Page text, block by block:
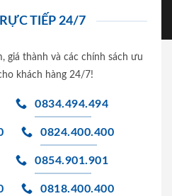
TIẾP 24/7
giá thành và các chính sách ưu
khách hàng 24/7!
0834.494.494
0824.400.400
0854.901.901
0818.400.400